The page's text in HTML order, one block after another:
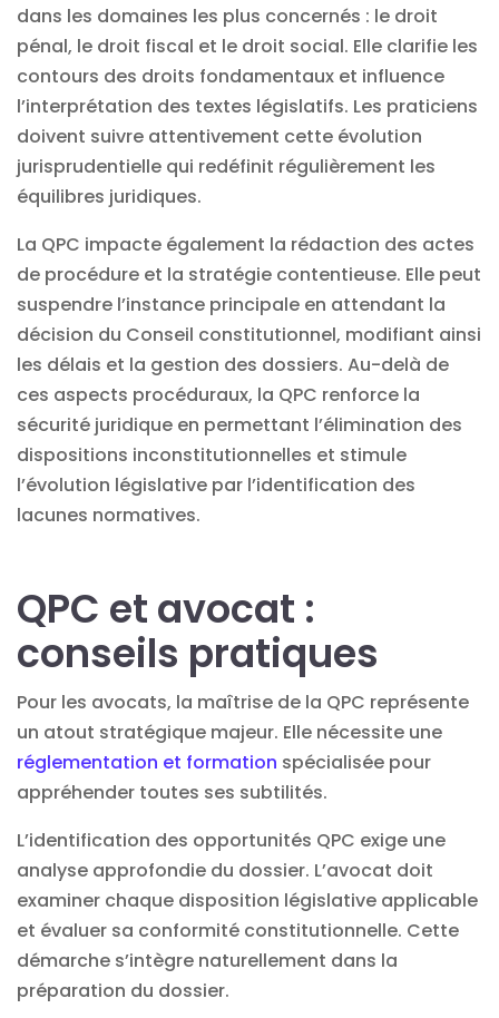
dans les domaines les plus concernés : le droit
pénal, le droit fiscal et le droit social. Elle clarifie les
contours des droits fondamentaux et influence
l’interprétation des textes législatifs. Les praticiens
doivent suivre attentivement cette évolution
jurisprudentielle qui redéfinit régulièrement les
équilibres juridiques.
La QPC impacte également la rédaction des actes
de procédure et la stratégie contentieuse. Elle peut
suspendre l’instance principale en attendant la
décision du Conseil constitutionnel, modifiant ainsi
les délais et la gestion des dossiers. Au-delà de
ces aspects procéduraux, la QPC renforce la
sécurité juridique en permettant l’élimination des
dispositions inconstitutionnelles et stimule
l’évolution législative par l’identification des
lacunes normatives.
QPC et avocat :
conseils pratiques
Pour les avocats, la maîtrise de la QPC représente
un atout stratégique majeur. Elle nécessite une
réglementation et formation spécialisée pour
appréhender toutes ses subtilités.
L’identification des opportunités QPC exige une
analyse approfondie du dossier. L’avocat doit
examiner chaque disposition législative applicable
et évaluer sa conformité constitutionnelle. Cette
démarche s’intègre naturellement dans la
préparation du dossier.